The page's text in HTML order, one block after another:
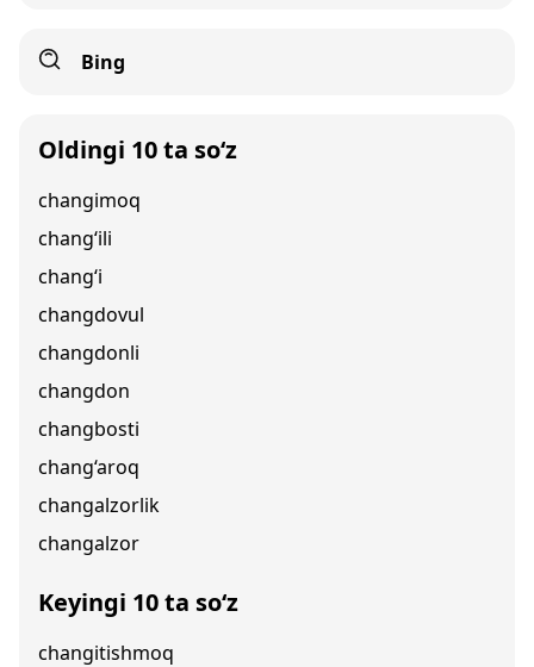
Bing
Oldingi 10 ta so‘z
changimoq
chang‘ili
chang‘i
changdovul
changdonli
changdon
changbosti
chang‘aroq
changalzorlik
changalzor
Keyingi 10 ta so‘z
changitishmoq